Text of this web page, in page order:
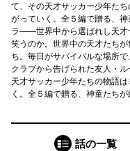
て、その天才サッカー少年た
がっていく。全５編で贈る、
ラ――世界中から選ばれし天才
笑うのか。世界中の天才たち
ち。毎日がサバイバルな場所
クラブから告げられた友人・
天才サッカー少年たちの物語
く。全５編で贈る、神童たち
話の一覧